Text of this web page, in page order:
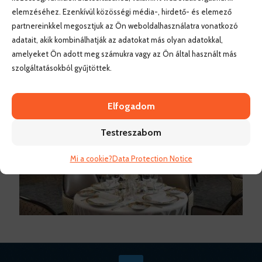
elemzéséhez. Ezenkívül közösségi média-, hirdető- és elemező
partnereinkkel megosztjuk az Ön weboldalhasználatra vonatkozó
adatait, akik kombinálhatják az adatokat más olyan adatokkal,
amelyeket Ön adott meg számukra vagy az Ön által használt más
szolgáltatásokból gyűjtöttek.
Elfogadom
Testreszabom
Mi a cookie?Data Protection Notice